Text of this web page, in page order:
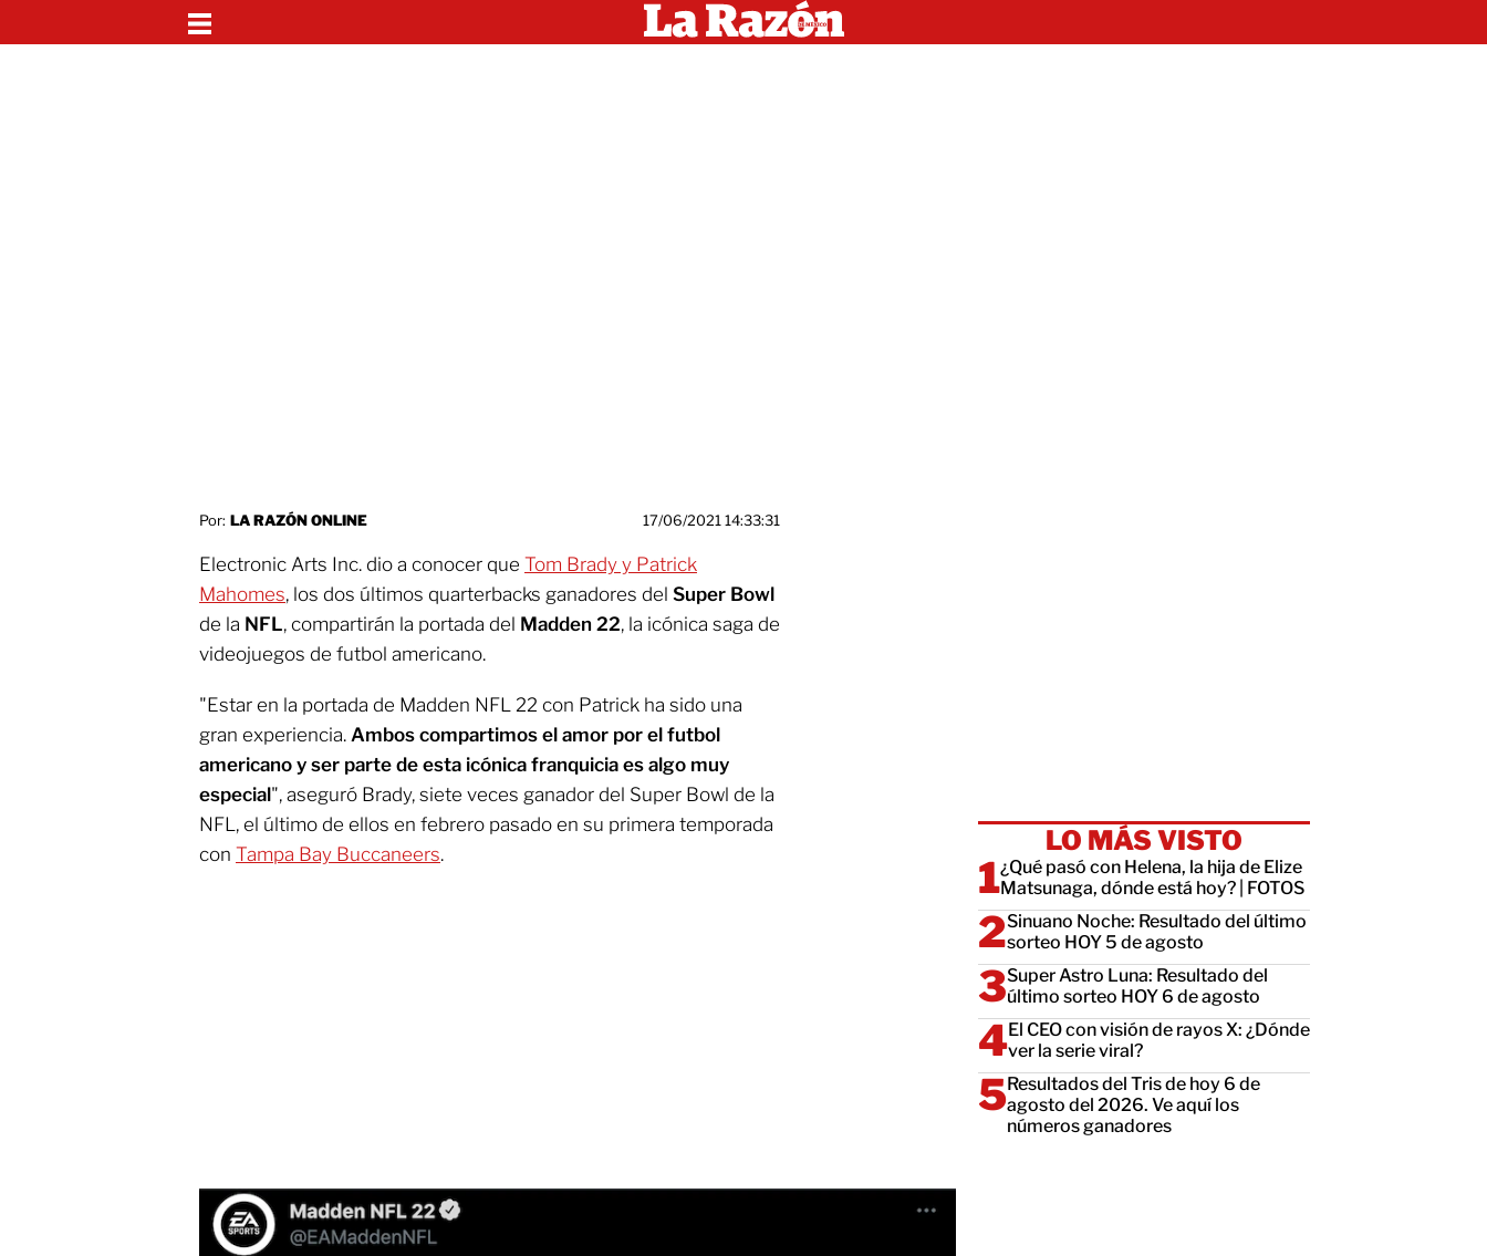
Por: LA RAZÓN ONLINE 17/06/2021 14:33:31
Electronic Arts Inc. dio a conocer que Tom Brady y Patrick
Mahomes, los dos últimos quarterbacks ganadores del Super Bowl
de la NFL, compartirán la portada del Madden 22, la icónica saga de
videojuegos de futbol americano.
"Estar en la portada de Madden NFL 22 con Patrick ha sido una
gran experiencia. Ambos compartimos el amor por el futbol
americano y ser parte de esta icónica franquicia es algo muy
especial", aseguró Brady, siete veces ganador del Super Bowl de la
NFL, el último de ellos en febrero pasado en su primera temporada
con Tampa Bay Buccaneers. LO MÁS VISTO
¿Qué pasó con Helena, la hija de Elize
Matsunaga, dónde está hoy? | FOTOS
Sinuano Noche: Resultado del último
sorteo HOY 5 de agosto
Super Astro Luna: Resultado del
último sorteo HOY 6 de agosto
El CEO con visión de rayos X: ¿Dónde
ver la serie viral?
Resultados del Tris de hoy 6 de
agosto del 2026. Ve aquí los
números ganadores